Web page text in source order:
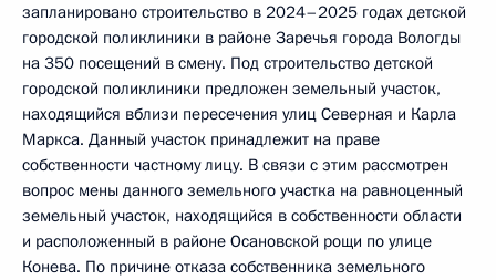
запланировано строительство в 2024–2025 годах детской
городской поликлиники в районе Заречья города Вологды
на 350 посещений в смену. Под строительство детской
городской поликлиники предложен земельный участок,
находящийся вблизи пересечения улиц Северная и Карла
Маркса. Данный участок принадлежит на праве
собственности частному лицу. В связи с этим рассмотрен
вопрос мены данного земельного участка на равноценный
земельный участок, находящийся в собственности области
и расположенный в районе Осановской рощи по улице
Конева. По причине отказа собственника земельного